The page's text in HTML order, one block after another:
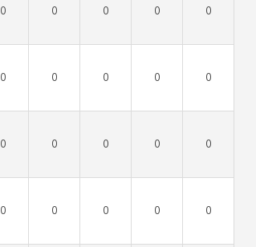
0 0 0 0 0
0 0 0 0 0
0 0 0 0 0
0 0 0 0 0